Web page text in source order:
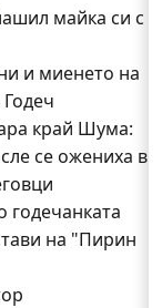
майка си с
и миенето на
край Шума:
се ожениха в
годечанката
на "Пирин